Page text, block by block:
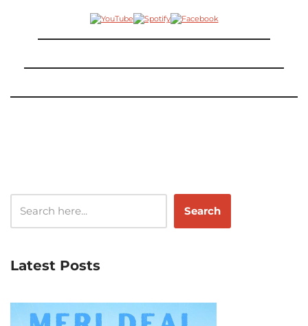
Search
Latest Posts